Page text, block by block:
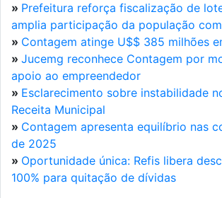
» Prefeitura reforça fiscalização de
amplia participação da população
» Contagem atinge U$$ 385 milhões
» Jucemg reconhece Contagem por
apoio ao empreendedor
» Esclarecimento sobre instabilidade
Receita Municipal
» Contagem apresenta equilíbrio nas
de 2025
» Oportunidade única: Refis libera
100% para quitação de dívidas